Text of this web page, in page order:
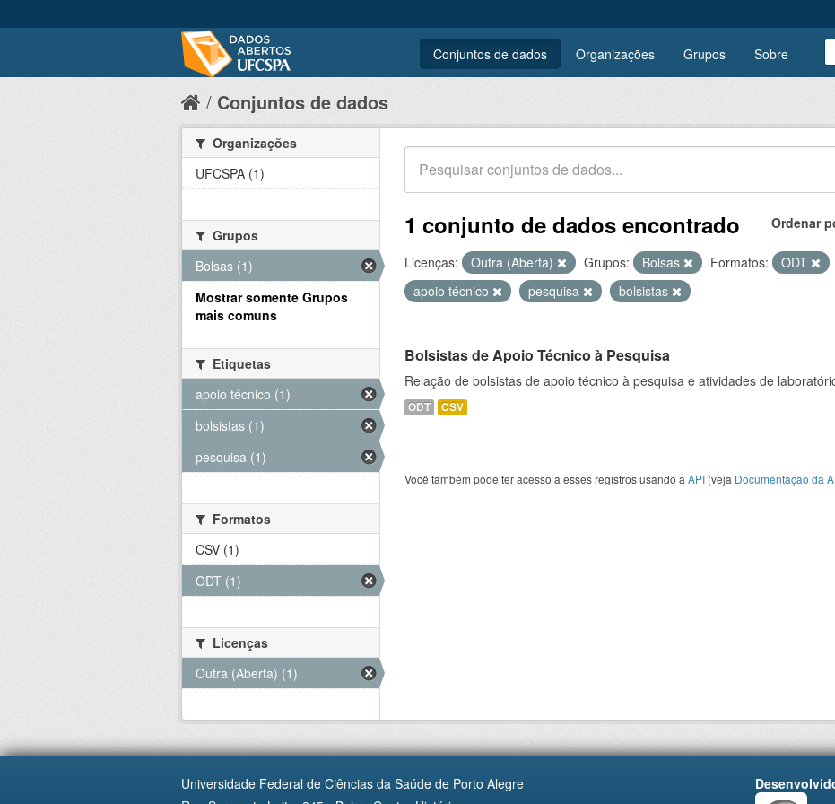
Conjuntos de dados Organizações Grupos Sobre
Conjuntos de dados
Ordenar
1 conjunto de dados encontrado
Licenças: Outra (Aberta) Grupos: Bolsas Formatos: ODT
apoio técnico
pesquisa bolsistas
Bolsistas de Apoio Técnico à Pesquisa
Relação de bolsistas de apoio técnico à pesquisa e atividades de
ODT CSV
Você também pode ter acesso a esses registros usando a API (veja Documentação da
Organizações
UFCSPA (1)
Grupos
Bolsas (1)
Mostrar somente Grupos
mais comuns
Etiquetas
apoio técnico (1)
bolsistas (1)
pesquisa (1)
Formatos
CSV (1)
ODT (1)
Licenças
Outra (Aberta) (1)
Universidade Federal de Ciências da Saúde de Porto Alegre